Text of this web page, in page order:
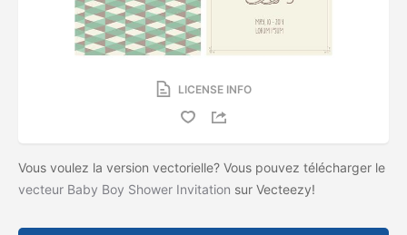
LICENSE INFO
Vous voulez la version vectorielle? Vous pouvez télécharger le
vecteur Baby Boy Shower Invitation sur Vecteezy!